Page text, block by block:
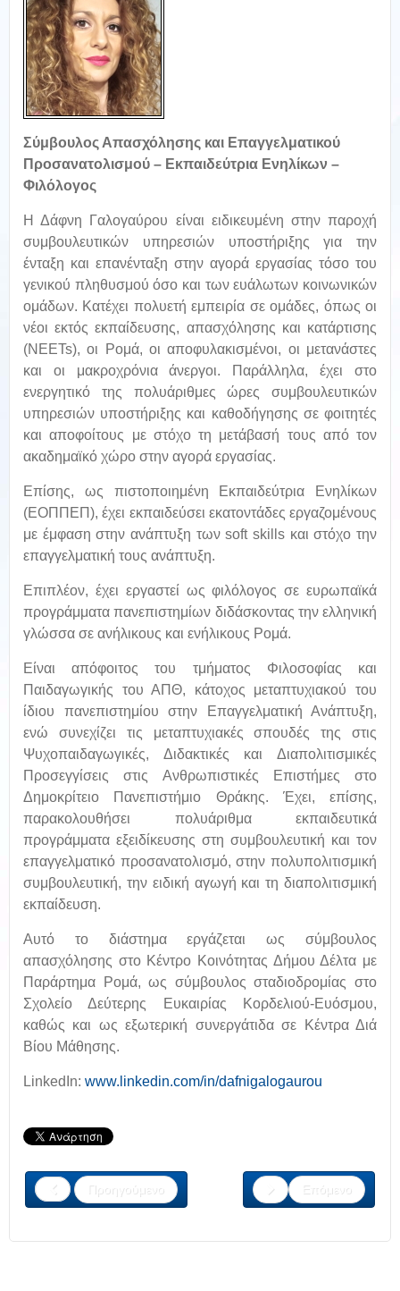
Σύμβουλος Απασχόλησης και Επαγγελματικού
Προσανατολισμού – Εκπαιδεύτρια Ενηλίκων –
Φιλόλογος
Η Δάφνη Γαλογαύρου είναι ειδικευμένη στην παροχή
συμβουλευτικών υπηρεσιών υποστήριξης για την
ένταξη και επανένταξη στην αγορά εργασίας τόσο του
γενικού πληθυσμού όσο και των ευάλωτων κοινωνικών
ομάδων. Κατέχει πολυετή εμπειρία σε ομάδες, όπως οι
νέοι εκτός εκπαίδευσης, απασχόλησης και κατάρτισης
(NEETs), οι Ρομά, οι αποφυλακισμένοι, οι μετανάστες
και οι μακροχρόνια άνεργοι. Παράλληλα, έχει στο
ενεργητικό της πολυάριθμες ώρες συμβουλευτικών
υπηρεσιών υποστήριξης και καθοδήγησης σε φοιτητές
και αποφοίτους με στόχο τη μετάβασή τους από τον
ακαδημαϊκό χώρο στην αγορά εργασίας.
Επίσης, ως πιστοποιημένη Εκπαιδεύτρια Ενηλίκων
(ΕΟΠΠΕΠ), έχει εκπαιδεύσει εκατοντάδες εργαζομένους
με έμφαση στην ανάπτυξη των soft skills και στόχο την
επαγγελματική τους ανάπτυξη.
Επιπλέον, έχει εργαστεί ως φιλόλογος σε ευρωπαϊκά
προγράμματα πανεπιστημίων διδάσκοντας την ελληνική
γλώσσα σε ανήλικους και ενήλικους Ρομά.
Είναι απόφοιτος του τμήματος Φιλοσοφίας και
Παιδαγωγικής του ΑΠΘ, κάτοχος μεταπτυχιακού του
ίδιου πανεπιστημίου στην Επαγγελματική Ανάπτυξη,
ενώ συνεχίζει τις μεταπτυχιακές σπουδές της στις
Ψυχοπαιδαγωγικές, Διδακτικές και Διαπολιτισμικές
Προσεγγίσεις στις Ανθρωπιστικές Επιστήμες στο
Δημοκρίτειο Πανεπιστήμιο Θράκης. Έχει, επίσης,
παρακολουθήσει πολυάριθμα εκπαιδευτικά
προγράμματα εξειδίκευσης στη συμβουλευτική και τον
επαγγελματικό προσανατολισμό, στην πολυπολιτισμική
συμβουλευτική, την ειδική αγωγή και τη διαπολιτισμική
εκπαίδευση.
Αυτό το διάστημα εργάζεται ως σύμβουλος
απασχόλησης στο Κέντρο Κοινότητας Δήμου Δέλτα με
Παράρτημα Ρομά, ως σύμβουλος σταδιοδρομίας στο
Σχολείο Δεύτερης Ευκαιρίας Κορδελιού-Ευόσμου,
καθώς και ως εξωτερική συνεργάτιδα σε Κέντρα Διά
Βίου Μάθησης.
LinkedIn: www.linkedin.com/in/dafnigalogaurou
Προηγούμενο Επόμενο